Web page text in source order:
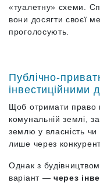
«туалетну» схеми.
вони досягти своєї
проголосують.
Публічно-
інвестиційними
Щоб отримати право
комунальній землі,
землю у власність
лише через
Однак з
варіант — через